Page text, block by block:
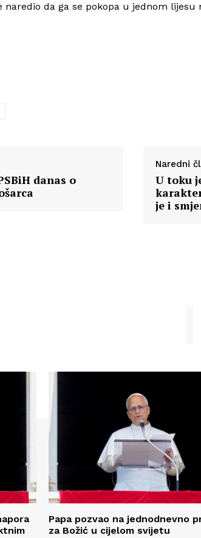
naredio da ga se pokopa u jednom
danas o
Naredni
U toku
je i
Papa pozvao na jednodnevno
za Božić u cijelom svijetu